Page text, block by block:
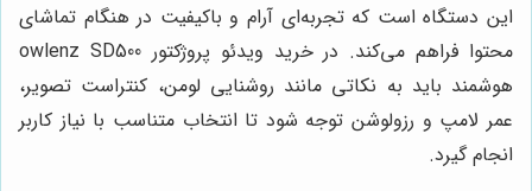
این دستگاه است که تجربه‌ای آرام و باکیفیت در هنگام تماشای
محتوا فراهم می‌کند. در خرید ویدئو پروژکتور owlenz SD500
هوشمند باید به نکاتی مانند روشنایی لومن، کنتراست تصویر،
عمر لامپ و رزولوشن توجه شود تا انتخاب متناسب با نیاز کاربر
انجام گیرد.